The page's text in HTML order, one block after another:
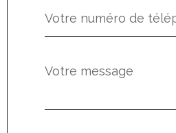
*
Fieldset
défaut
Message
*